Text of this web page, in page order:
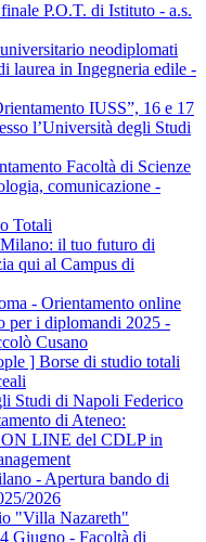
P.O.T. di Istituto - a.s.
neodiplomati
laurea in Ingegneria edile -
IUSS”, 16 e 17
l’Università degli Studi
Facoltà di Scienze
comunicazione -
Totali
il tuo futuro di
qui al Campus di
- Orientamento online
per i diplomandi 2025 -
Cusano
] Borse di studio totali
Studi di Napoli Federico
di Ateneo:
ON LINE del CDLP in
- Apertura bando di
2026
"Villa Nazareth"
Giugno - Facoltà di